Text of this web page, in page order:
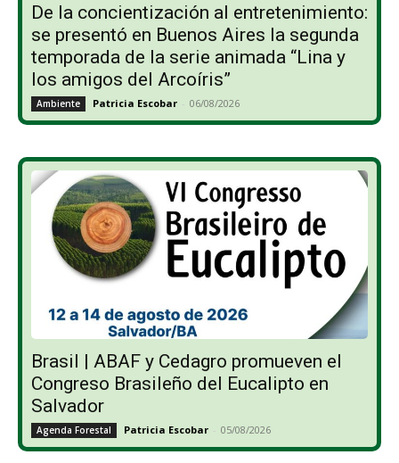
De la concientización al entretenimiento:
se presentó en Buenos Aires la segunda
temporada de la serie animada “Lina y
los amigos del Arcoíris”
Ambiente Patricia Escobar - 06/08/2026
Brasil | ABAF y Cedagro promueven el
Congreso Brasileño del Eucalipto en
Salvador
Agenda Forestal Patricia Escobar - 05/08/2026